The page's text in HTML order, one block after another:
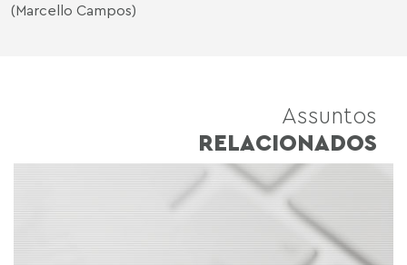
(Marcello Campos)
Assuntos
RELACIONADOS